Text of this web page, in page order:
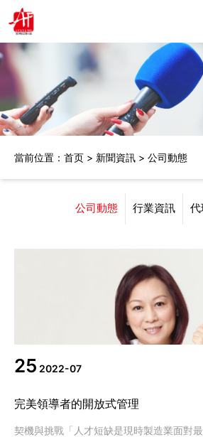
首頁
關於我們
產品中心
Horizon
Foliant
合作夥伴
解決方案
公司動態
行業資訊
代理商信息
聯繫我們
當前位置： 首页 > 新聞資訊 > 公司動態
公司動態 行業資訊 代
25 2022-07
完美領導者的開放式管理
契機與挑戰「人才短缺是現時製造業面對